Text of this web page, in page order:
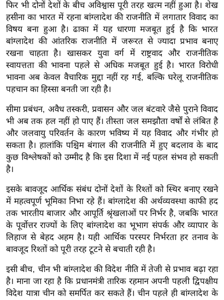
फ
म
नो
रं
ज
न
ज
ग
त
बॉ
ली
वु
ड
हॉ
ली
वु
ड
फि
ल्म
स
मी
क्षा
फिर भी दोनों देशों के बीच अविश्वास पूरी तरह खत्म नहीं हुआ है। शेख
हसीना का भारत में रहना बांग्लादेश की राजनीति में लगातार विवाद का
विषय बना हुआ है। ढाका में यह धारणा मजबूत हुई है कि भारत
बांग्लादेश की आंतरिक राजनीति में जरूरत से ज्यादा प्रभाव बनाए
रखना चाहता है। खासकर युवा वर्ग में राष्ट्रवाद और राजनीतिक
स्वायत्तता की भावना पहले से अधिक मजबूत हुई है। भारत विरोधी
भावना अब केवल वैचारिक मुद्दा नहीं रह गई, बल्कि घरेलू राजनीतिक
पहचान का हिस्सा बनती जा रही है।
सीमा प्रबंधन, अवैध तस्करी, प्रवासन और जल बंटवारे जैसे पुराने विवाद
भी अब तक हल नहीं हो पाए हैं। तीस्ता जल समझौता वर्षों से लंबित है
और जलवायु परिवर्तन के कारण भविष्य में यह विवाद और गंभीर हो
सकता है। हालांकि पश्चिम बंगाल की राजनीति में हुए बदलाव के बाद
कुछ विश्लेषकों को उम्मीद है कि इस दिशा में नई पहल संभव हो सकती
है।
इसके बावजूद आर्थिक संबंध दोनों देशों के रिश्तों को स्थिर बनाए रखने
में महत्वपूर्ण भूमिका निभा रहे हैं। बांग्लादेश की अर्थव्यवस्था काफी हद
तक भारतीय बाजार और आपूर्ति श्रृंखलाओं पर निर्भर है, जबकि भारत
के पूर्वोत्तर राज्यों के लिए बांग्लादेश का भूभाग संपर्क और व्यापार के
लिहाज से बेहद अहम है। यही आर्थिक परस्पर निर्भरता हर तनाव के
बावजूद रिश्तों को पूरी तरह टूटने से बचाती रही है।
इसी बीच, चीन भी बांग्लादेश की विदेश नीति में तेजी से प्रभाव बढ़ा रहा
है। माना जा रहा है कि प्रधानमंत्री तारिक रहमान अपनी पहली द्विपक्षीय
विदेश यात्रा चीन को समर्पित कर सकते हैं। चीन पहले ही बांग्लादेश के